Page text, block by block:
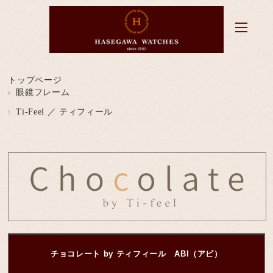
トップページ
眼鏡フレーム
Ti-Feel ／ ティフィール
チョコレート by ティフィール ABI（アビ）